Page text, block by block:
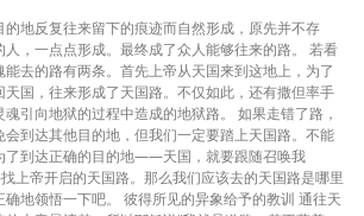
地反复往来留下的痕迹而自然形成，原先并不存
，一点点形成。最终成了众人能够往来的路。 若看
去的路有两条。首先上帝从天国来到这地上，为了
国，往来形成了天国路。不仅如此，还有撒但率手
引向地狱的过程中造成的地狱路。 如果走错了路，
到达其他目的地，但我们一定要踏上天国路。不能
了到达正确的目的地——天国，就要跟随召唤我
上帝开启的天国路。那么我们应该去的天国路是哪里
地领悟一下吧。 彼得所见的异象给予的教训 通往天